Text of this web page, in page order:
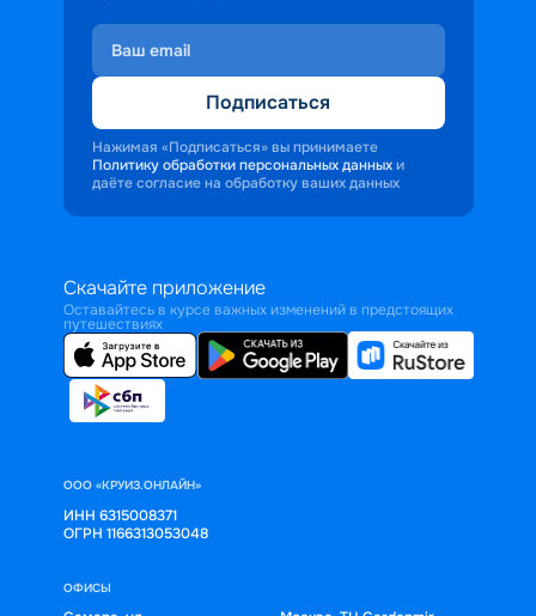
Подписаться
Нажимая «Подписаться» вы принимаете
Политику обработки персональных данных и
даёте согласие на обработку ваших данных
Скачайте приложение
Оставайтесь в курсе важных изменений в предстоящих
путешествиях
ООО «КРУИЗ.ОНЛАЙН»
ИНН 6315008371
ОГРН 1166313053048
ОФИСЫ